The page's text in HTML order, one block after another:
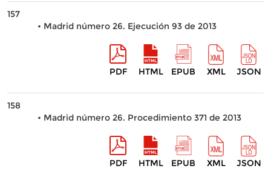
157
• Madrid número 26. Ejecución 93 de 2013
PDF HTML EPUB XML JSON
158
• Madrid número 26. Procedimiento 371 de 2013
PDF HTML EPUB XML JSON